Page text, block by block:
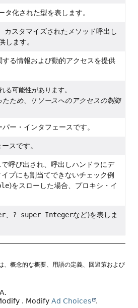
タ化された型を表します。
カスタマイズされたメソッド呼出し
します。
る情報および動的アクセスを提供
る可能性があります。
ため、リソースへのアクセスの制御
ー・インタフェースです。
スです。
呼び出され、呼出しハンドラにデ
プにも割当てできないチェック例
)をスローした場合、プロキシ・イ
? super Integerなど)を表しま
、概念的な概要、用語の定義、回避策および
. ModifyAd Choices .